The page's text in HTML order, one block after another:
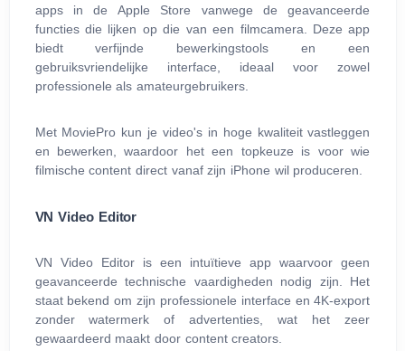
apps in de Apple Store vanwege de geavanceerde
functies die lijken op die van een filmcamera. Deze app
biedt verfijnde bewerkingstools en een
gebruiksvriendelijke interface, ideaal voor zowel
professionele als amateurgebruikers.
Met MoviePro kun je video's in hoge kwaliteit vastleggen
en bewerken, waardoor het een topkeuze is voor wie
filmische content direct vanaf zijn iPhone wil produceren.
VN Video Editor
VN Video Editor is een intuïtieve app waarvoor geen
geavanceerde technische vaardigheden nodig zijn. Het
staat bekend om zijn professionele interface en 4K-export
zonder watermerk of advertenties, wat het zeer
gewaardeerd maakt door content creators.